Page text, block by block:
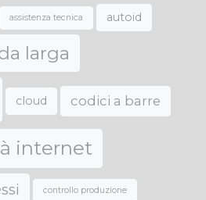
assistenza tecnica autoid
larga
cloud codici a barre
internet
controllo produzione